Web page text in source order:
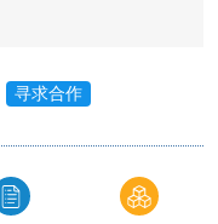
寻求合作